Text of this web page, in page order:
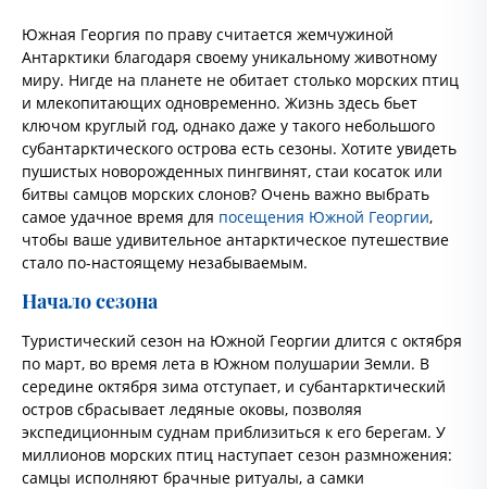
Южная Георгия по праву считается жемчужиной
Антарктики благодаря своему уникальному животному
миру. Нигде на планете не обитает столько морских птиц
и млекопитающих одновременно. Жизнь здесь бьет
ключом круглый год, однако даже у такого небольшого
субантарктического острова есть сезоны. Хотите увидеть
пушистых новорожденных пингвинят, стаи косаток или
битвы самцов морских слонов? Очень важно выбрать
самое удачное время для посещения Южной Георгии,
чтобы ваше удивительное антарктическое путешествие
стало по-настоящему незабываемым.
Начало сезона
Туристический сезон на Южной Георгии длится с октября
по март, во время лета в Южном полушарии Земли. В
середине октября зима отступает, и субантарктический
остров сбрасывает ледяные оковы, позволяя
экспедиционным суднам приблизиться к его берегам. У
миллионов морских птиц наступает сезон размножения:
самцы исполняют брачные ритуалы, а самки